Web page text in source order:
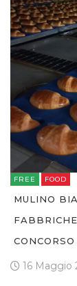
FREE FOOD
MULINO
16 Maggio